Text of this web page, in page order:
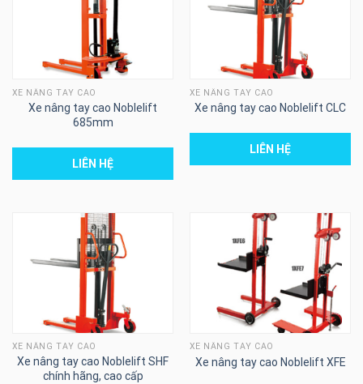
XE NÂNG TAY CAO
Xe nâng tay cao Noblelift
685mm
LIÊN HỆ
XE NÂNG TAY CAO
Xe nâng tay cao Noblelift CLC
LIÊN HỆ
XE NÂNG TAY CAO
Xe nâng tay cao Noblelift SHF
chính hãng, cao cấp
XE NÂNG TAY CAO
Xe nâng tay cao Noblelift XFE